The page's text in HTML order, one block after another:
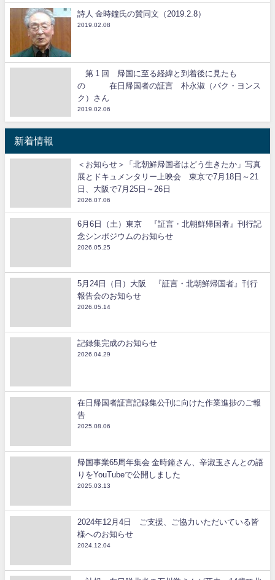
詩人 金時鐘氏の賛同文（2019.2.8）
2019.02.08
第 1 回 帰国に至る経緯と到着後に見たも
の 在日帰国者の証言 朴永淑（パク・ヨンス
ク）さん
2019.02.06
新着情報
＜お知らせ＞「北朝鮮帰国者はどう生きたか」写真
展とドキュメンタリー上映会 東京で7月18日～21
日、大阪で7月25日～26日
2026.07.06
6月6日（土）東京 『証言・北朝鮮帰国者』刊行記
念シンポジウムのお知らせ
2026.05.25
5月24日（日）大阪 『証言・北朝鮮帰国者』刊行
報告会のお知らせ
2026.05.14
記録集完成のお知らせ
2026.04.29
在日帰国者証言記録集公刊に向けた作業進捗のご報
告
2025.08.06
帰国事業65周年集会 金時鐘さん、辛淑玉さんとの語
りをYouTubeで公開しました
2025.03.13
2024年12月4日 ご支援、ご協力いただいている皆
様へのお知らせ
2024.12.04